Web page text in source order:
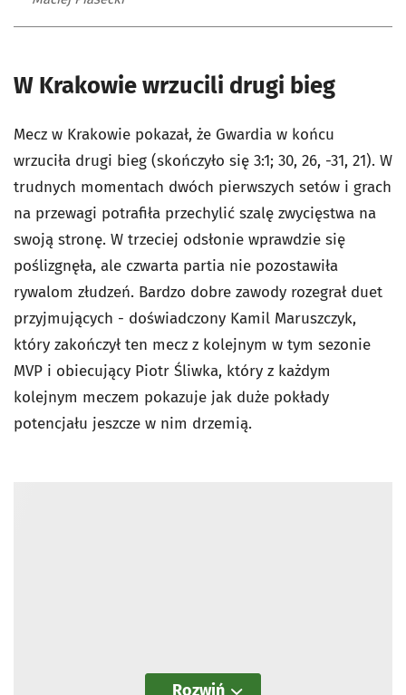
W Krakowie wrzucili drugi bieg
Mecz w Krakowie pokazał, że Gwardia w końcu
wrzuciła drugi bieg (skończyło się 3:1; 30, 26, -31, 21). W
trudnych momentach dwóch pierwszych setów i grach
na przewagi potrafiła przechylić szalę zwycięstwa na
swoją stronę. W trzeciej odsłonie wprawdzie się
poślizgnęła, ale czwarta partia nie pozostawiła
rywalom złudzeń. Bardzo dobre zawody rozegrał duet
przyjmujących - doświadczony Kamil Maruszczyk,
który zakończył ten mecz z kolejnym w tym sezonie
MVP i obiecujący Piotr Śliwka, który z każdym
kolejnym meczem pokazuje jak duże pokłady
potencjału jeszcze w nim drzemią.
Rozwiń